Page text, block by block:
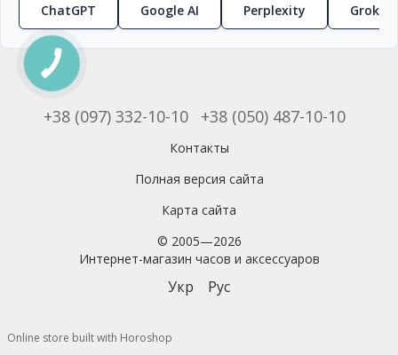
ChatGPT Google AI Perplexity Grok
+38 (097) 332-10-10 +38 (050) 487-10-10
Контакты
Полная версия сайта
Карта сайта
© 2005—2026
Интернет-магазин часов и аксессуаров
Укр Рус
Online store built with Horoshop